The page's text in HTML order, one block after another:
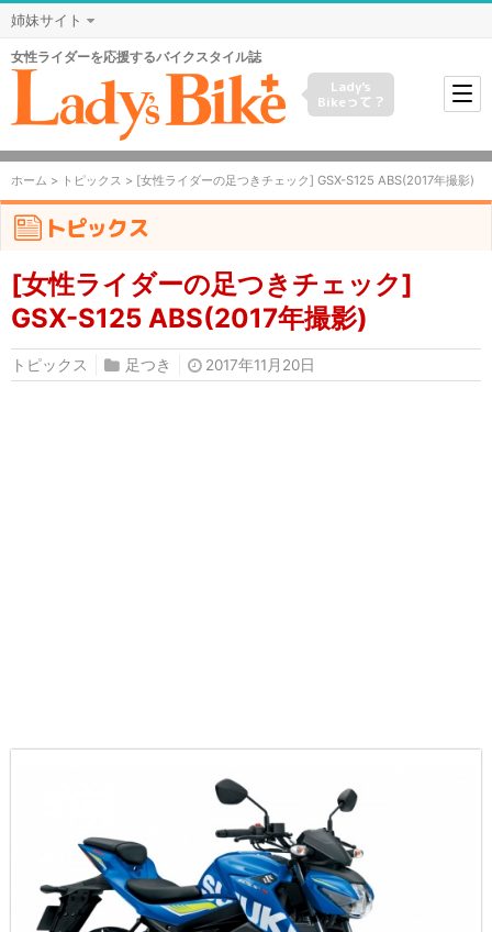
姉妹サイト
女性ライダーを応援するバイクスタイル誌
Lady's
Bikeって？
ホーム > トピックス > [女性ライダーの足つきチェック] GSX-S125 ABS(2017年撮影)
トピックス
[女性ライダーの足つきチェック]
GSX-S125 ABS(2017年撮影)
トピックス 足つき 2017年11月20日